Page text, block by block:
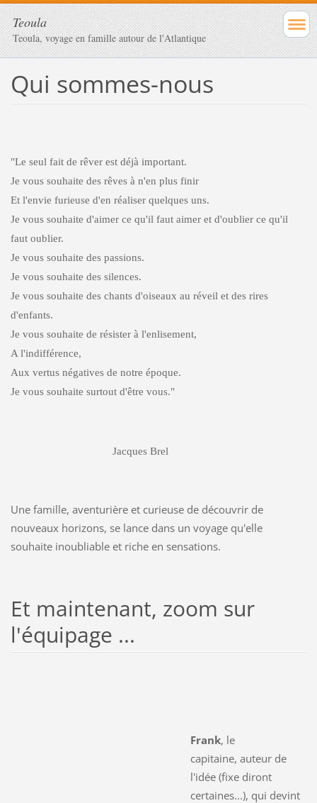
Teoula
Teoula, voyage en famille autour de l'Atlantique
Qui sommes-nous
"Le seul fait de rêver est déjà important.
Je vous souhaite des rêves à n'en plus finir
Et l'envie furieuse d'en réaliser quelques uns.
Je vous souhaite d'aimer ce qu'il faut aimer et d'oublier ce qu'il
faut oublier.
Je vous souhaite des passions.
Je vous souhaite des silences.
Je vous souhaite des chants d'oiseaux au réveil et des rires
d'enfants.
Je vous souhaite de résister à l'enlisement,
A l'indifférence,
Aux vertus négatives de notre époque.
Je vous souhaite surtout d'être vous."
Jacques Brel
Une famille, aventurière et curieuse de découvrir de
nouveaux horizons, se lance dans un voyage qu'elle
souhaite inoubliable et riche en sensations.
Et maintenant, zoom sur
l'équipage ...
Frank, le
capitaine, auteur de
l'idée (fixe diront
certaines...), qui devint